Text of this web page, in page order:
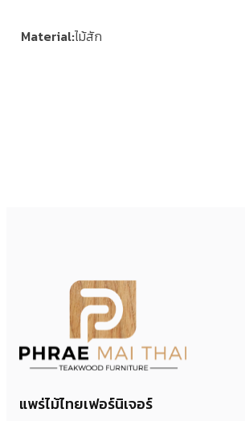
Materialไม้สัก
แพร่ไม้ไทยเฟอร์นิเจอร์